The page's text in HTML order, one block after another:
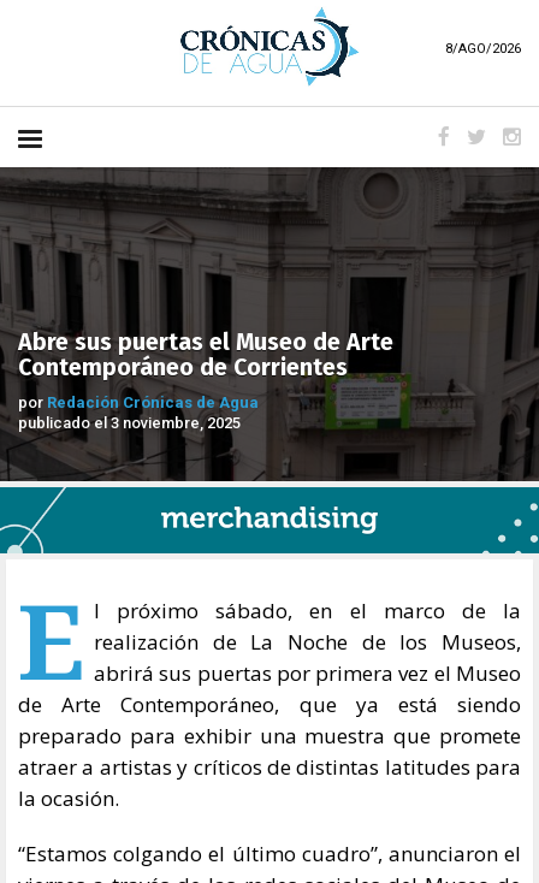
8/AGO/2026
Abre sus puertas el Museo de Arte
Contemporáneo de Corrientes
por Redación Crónicas de Agua
publicado el 3 noviembre, 2025
E l próximo sábado, en el marco de la
realización de La Noche de los Museos,
abrirá sus puertas por primera vez el Museo
de Arte Contemporáneo, que ya está siendo
preparado para exhibir una muestra que promete
atraer a artistas y críticos de distintas latitudes para
la ocasión.
“Estamos colgando el último cuadro”, anunciaron el